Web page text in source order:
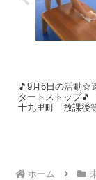
🎵9月6日の活動☆
タートストップ
十九里町 放課後
ホーム